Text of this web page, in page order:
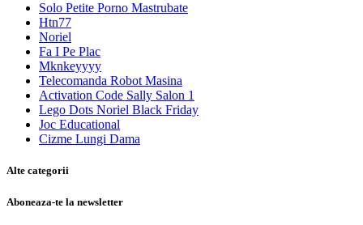
Solo Petite Porno Mastrubate
Htn77
Noriel
Fa I Pe Plac
Mknkeyyyy
Telecomanda Robot Masina
Activation Code Sally Salon 1
Lego Dots Noriel Black Friday
Joc Educational
Cizme Lungi Dama
Alte categorii
Aboneaza-te la newsletter